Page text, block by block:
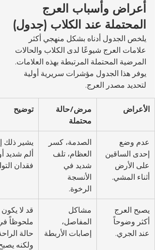
أعراض وأسباب العرج
المحتملة عند الكلاب (جدول)
يلخص الجدول أدناه بشكل منهجي أكثر
علامات العرج شيوعًا لدى الكلاب والحالات
المرضية المحتملة المرتبطة بهذه العلامات.
يوفر هذا الجدول مؤشرات سريرية أولية
لتحديد مصدر العرج.
الأعراض
مرض/حالة
محتملة
توضيح
عدم وضع
إحدى الساقين
على الأرض
أثناء المشي.
الصدمة، كسر
العظام، تلف
شديد في
الأنسجة
الرخوة.
يشير ذلك
ألم شديد
فقدان
يصبح العرج
أكثر وضوحاً
عند الجري.
مشاكل
المفاصل،
إصابات الأربطة
قد لا
ملحوظاً
حالة
ولكنه